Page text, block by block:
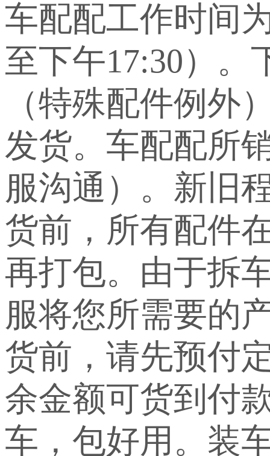
车配配工作时间
至下午17:30）。
（特殊配件例外
发货。车配配所
服沟通）。新旧
货前，所有配件
再打包。由于拆
服将您所需要的
货前，请先预付
余金额可货到付
车，包好用。装